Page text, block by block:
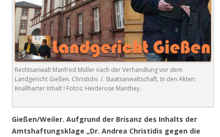
Rechtsanwalt Manfred Müller nach der Verhandlung vor dem
Landgericht Gießen. Christidis ./. Staatsanwaltschaft. In den Akten:
Knallharter Inhalt ! Fotos: Heiderose Manthey.
Gießen/Weiler. Aufgrund der Brisanz des Inhalts der
Amtshaftungsklage „Dr. Andrea Christidis gegen die